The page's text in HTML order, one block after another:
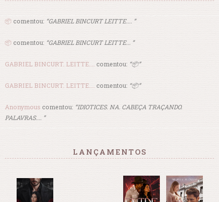
📦 comentou: “GABRIEL BINCURT LEITTE.... ”
📦 comentou: “GABRIEL BINCURT LEITTE... ”
GABRIEL BINCURT. LEITTE.... comentou: “📦”
GABRIEL BINCURT. LEITTE.... comentou: “📦”
Anonymous comentou: “IDIOTICES. NA. CABEÇA TRAÇANDO.
PALAVRAS.... ”
LANÇAMENTOS